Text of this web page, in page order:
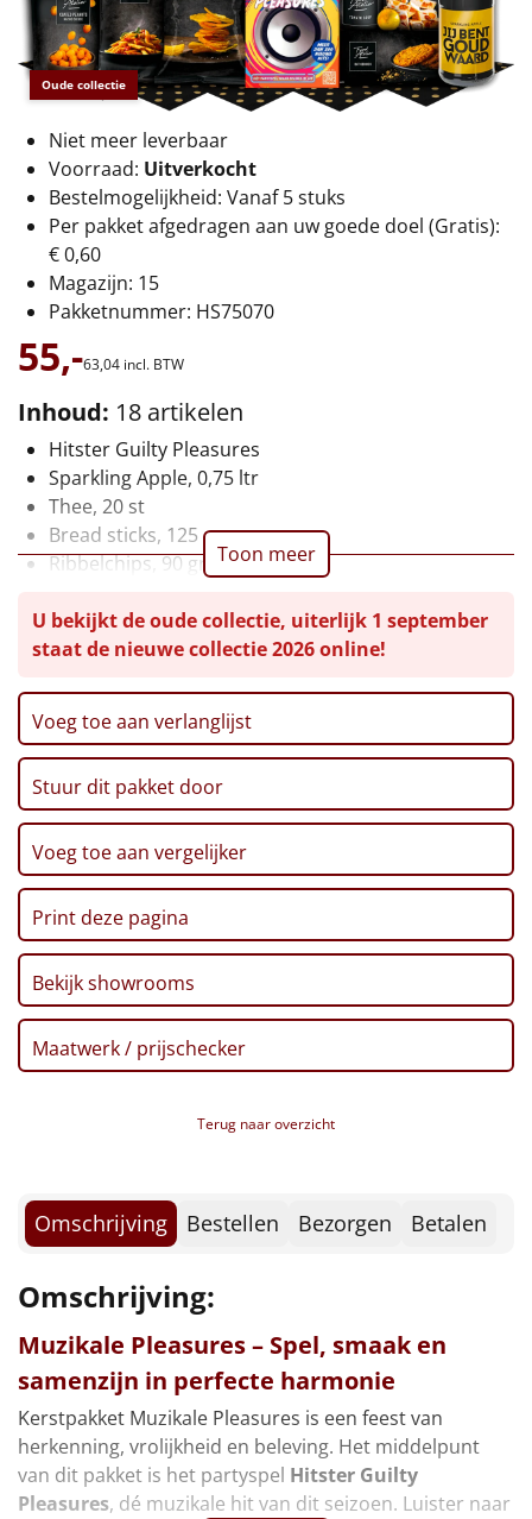
€75 tot €100
€100 en hoger
Alle kerstpakketten 2026
Thema
Origineel
Rituals
Luxe
Mannen
Vrouwen
Duurzaam
Leuke
Goedkope
Uniek
Alle thema's
Artikel
Hitster NIEUW
Pizzarette
Tas
Wake up light
NIEUW
Borrelplank
NIEUW
Noodradio NIEUW
Deken (fleece plaid)
Alle artikelen
Overige
Ideeën
Oude collectie
Niet meer leverbaar
Voorraad: Uitverkocht
Bestelmogelijkheid: Vanaf 5 stuks
Per pakket afgedragen aan uw goede doel (Gratis):
€ 0,60
Magazijn: 15
Pakketnummer: HS75070
55,-63,04 incl. BTW
Inhoud: 18 artikelen
Hitster Guilty Pleasures
Sparkling Apple, 0,75 ltr
Thee, 20 st
Bread sticks, 125 gr
Ribbelchips, 90 gr
Pretzelsticks XXL, 200 gr
Borrelnoten, 'Nacho Cheese', 100 gr
Passata tomatensaus, 330 gr
Nougat, 130 gr
Knoflookbroodjes, 150 gr
Tomatensoep, 450 ml
Chocolade boomhangers, 87,5 gr
Kerstkaart
Kerstmagazine
Verpakt in een feestelijke kerstdoos, 39 x 29 x 30 cm
Toon meer
U bekijkt de oude collectie, uiterlijk 1 september
staat de nieuwe collectie 2026 online!
Voeg toe aan verlanglijst
Stuur dit pakket door
Voeg toe aan vergelijker
Print deze pagina
Bekijk showrooms
Maatwerk / prijschecker
Terug naar overzicht
Omschrijving Bestellen Bezorgen Betalen
Omschrijving:
Muzikale Pleasures – Spel, smaak en
samenzijn in perfecte harmonie
Kerstpakket Muzikale Pleasures is een feest van
herkenning, vrolijkheid en beleving. Het middelpunt
van dit pakket is het partyspel Hitster Guilty
Pleasures, dé muzikale hit van dit seizoen. Luister naar